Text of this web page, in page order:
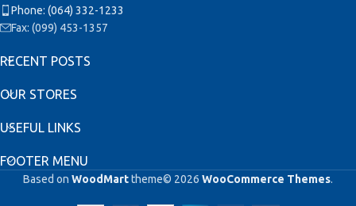
Phone: (064) 332-1233
Fax: (099) 453-1357
RECENT POSTS
OUR STORES
USEFUL LINKS
FOOTER MENU
Based on WoodMarttheme© 2026 WooCommerce Themes.